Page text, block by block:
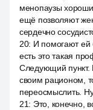
менопаузы
ещё позволяют
сердечно
20: И помогают ей
есть это такая
Следующий пункт.
своим рационом,
переосмыслить.
21: Это, конечно,